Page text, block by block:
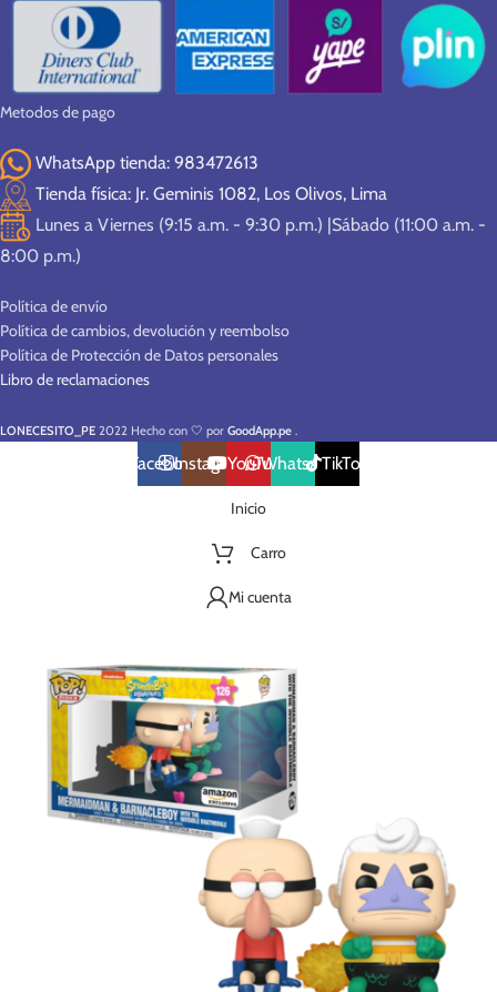
Metodos de pago
WhatsApp tienda: 983472613
Tienda física: Jr. Geminis 1082, Los Olivos, Lima
Lunes a Viernes (9:15 a.m. - 9:30 p.m.) |Sábado (11:00 a.m. -
8:00 p.m.)
Política de envío
Política de cambios, devolución y reembolso
Política de Protección de Datos personales
Libro de reclamaciones
LONECESITO_PE 2022 Hecho con 🤍 por GoodApp.pe .
FacebookInstagramYouTubeWhatsAppTikTok
Inicio
Carro
Mi cuenta